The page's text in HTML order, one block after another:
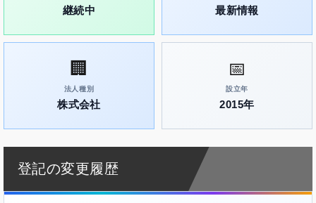
継続中 最新情報
🏢
法人種別
株式会社
📅
設立年
2015年
登記の変更履歴